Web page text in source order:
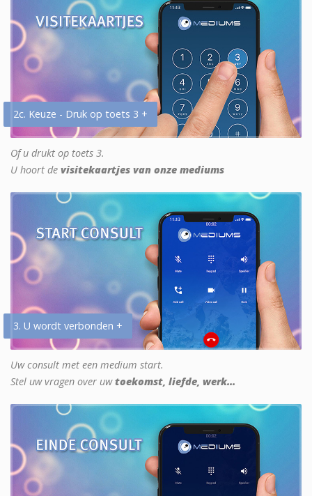
2c. Keuze - Druk op toets 3 +
Of u drukt op toets 3.
U hoort de visitekaartjes van onze mediums
3. U wordt verbonden +
Uw consult met een medium start.
Stel uw vragen over uwtoekomst, liefde, werk...